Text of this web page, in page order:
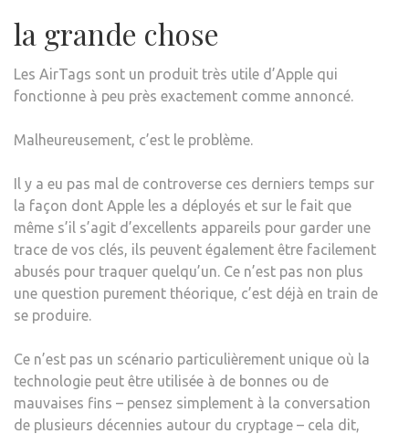
la grande chose
Les AirTags sont un produit très utile d’Apple qui
fonctionne à peu près exactement comme annoncé.
Malheureusement, c’est le problème.
Il y a eu pas mal de controverse ces derniers temps sur
la façon dont Apple les a déployés et sur le fait que
même s’il s’agit d’excellents appareils pour garder une
trace de vos clés, ils peuvent également être facilement
abusés pour traquer quelqu’un. Ce n’est pas non plus
une question purement théorique, c’est déjà en train de
se produire.
Ce n’est pas un scénario particulièrement unique où la
technologie peut être utilisée à de bonnes ou de
mauvaises fins – pensez simplement à la conversation
de plusieurs décennies autour du cryptage – cela dit,